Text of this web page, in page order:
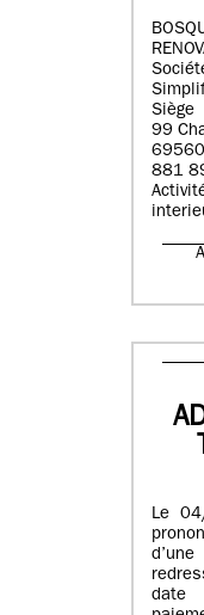
99
69560
881
Le
date